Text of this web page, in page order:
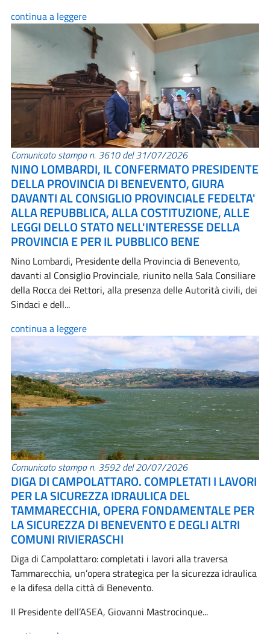
continua a leggere
Comunicato stampa n. 3610 del 31/07/2026
NINO LOMBARDI, IL CONFERMATO PRESIDENTE
DELLA PROVINCIA DI BENEVENTO, GIURA
DAVANTI AL CONSIGLIO PROVINCIALE FEDELTA'
ALLA REPUBBLICA, ALLA COSTITUZIONE, ALLE
LEGGI DELLO STATO NELL'INTERESSE DELLA
PROVINCIA E PER IL PUBBLICO BENE
Nino Lombardi, Presidente della Provincia di Benevento,
davanti al Consiglio Provinciale, riunito nella Sala Consiliare
della Rocca dei Rettori, alla presenza delle Autorità civili, dei
Sindaci e dell...
continua a leggere
Comunicato stampa n. 3592 del 20/07/2026
DIGA DI CAMPOLATTARO. COMPLETATI I LAVORI
PER LA SICUREZZA IDRAULICA DEL
TAMMARECCHIA, OPERA FONDAMENTALE PER
LA SICUREZZA DI BENEVENTO E DEGLI ALTRI
COMUNI RIVIERASCHI
Diga di Campolattaro: completati i lavori alla traversa
Tammarecchia, un’opera strategica per la sicurezza idraulica
e la difesa della città di Benevento.
Il Presidente dell’ASEA, Giovanni Mastrocinque...